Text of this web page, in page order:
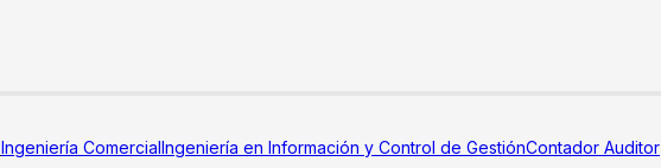
Ingeniería ComercialIngeniería en Información y Control de GestiónContador Auditor